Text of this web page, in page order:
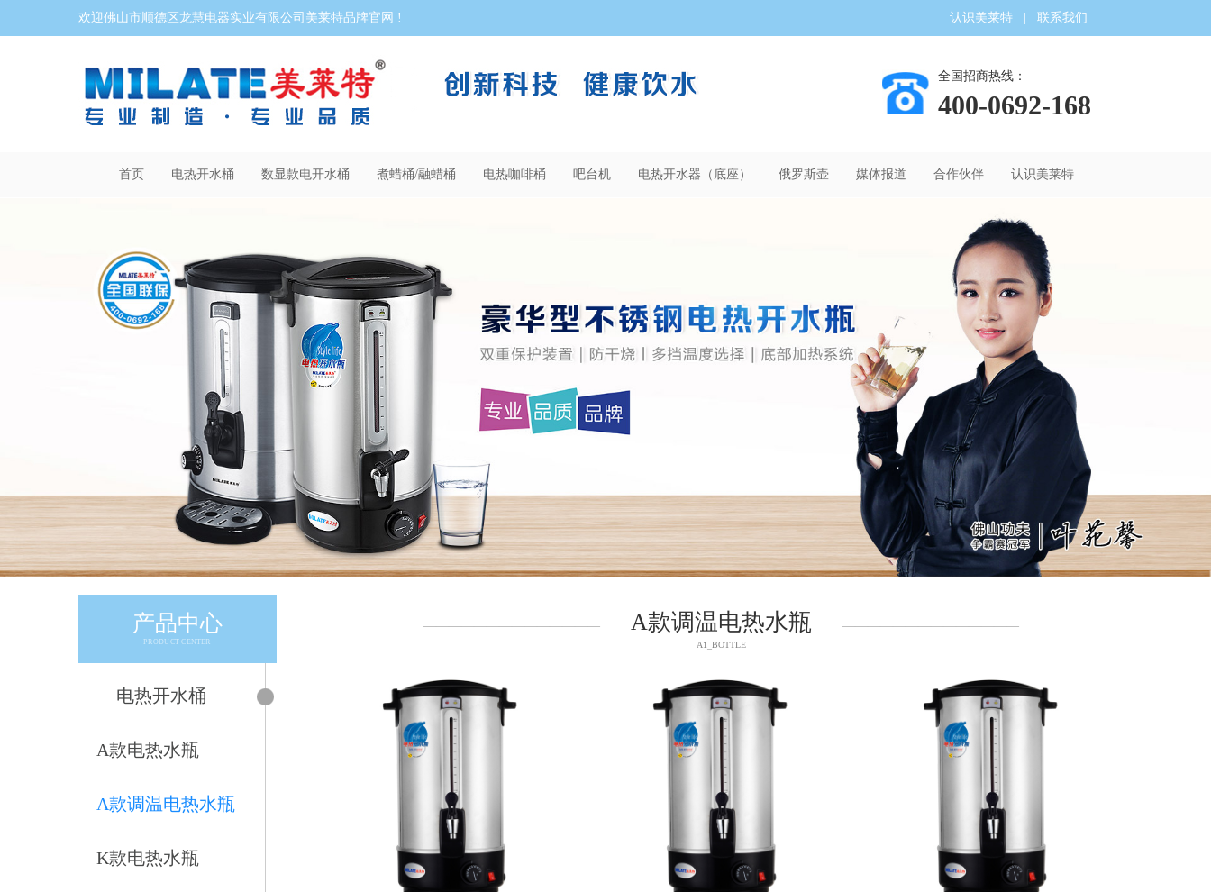
欢迎佛山市顺德区龙慧电器实业有限公司美莱特品牌官网 ! 认识美莱特 联系我们
全国招商热线：
400-0692-168
首页 电热开水桶 数显款电开水桶 煮蜡桶/融蜡桶 电热咖啡桶 吧台机 电热开水器（底座） 俄罗斯壶 媒体报道 合作伙伴 认识美莱特
产品中心
PRODUCT CENTER
电热开水桶
A款电热水瓶
A款调温电热水瓶
K款电热水瓶
—————————————— A款调温电热水瓶 ——————————————
A1_BOTTLE